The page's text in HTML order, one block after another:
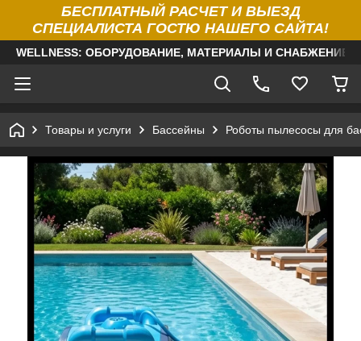
БЕСПЛАТНЫЙ РАСЧЕТ И ВЫЕЗД
СПЕЦИАЛИСТА ГОСТЮ НАШЕГО САЙТА!
WELLNESS: ОБОРУДОВАНИЕ, МАТЕРИАЛЫ И
Товары и услуги Бассейны Роботы пылесосы для